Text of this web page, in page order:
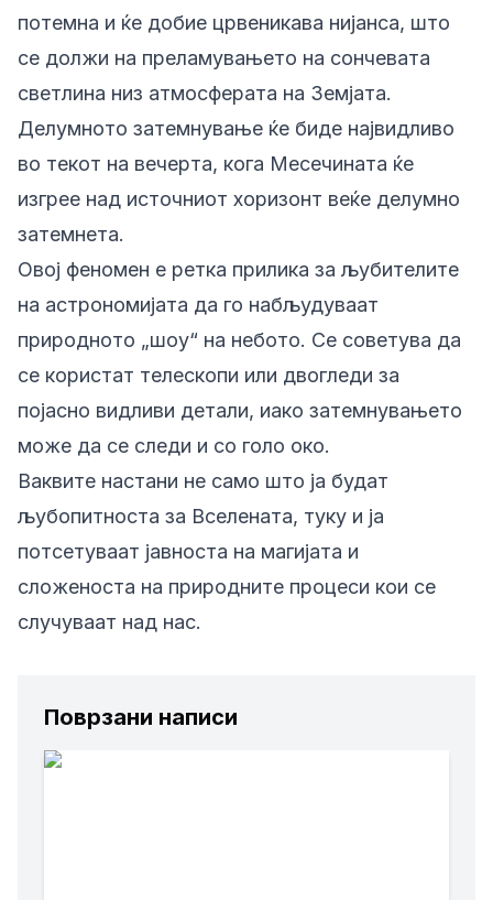
потемна и ќе добие црвеникава нијанса, што
се должи на преламувањето на сончевата
светлина низ атмосферата на Земјата.
Делумното затемнување ќе биде највидливо
во текот на вечерта, кога Месечината ќе
изгрее над источниот хоризонт веќе делумно
затемнета.
Овој феномен е ретка прилика за љубителите
на астрономијата да го набљудуваат
природното „шоу“ на небото. Се советува да
се користат телескопи или двогледи за
појасно видливи детали, иако затемнувањето
може да се следи и со голо око.
Ваквите настани не само што ја будат
љубопитноста за Вселената, туку и ја
потсетуваат јавноста на магијата и
сложеноста на природните процеси кои се
случуваат над нас.
Поврзани написи